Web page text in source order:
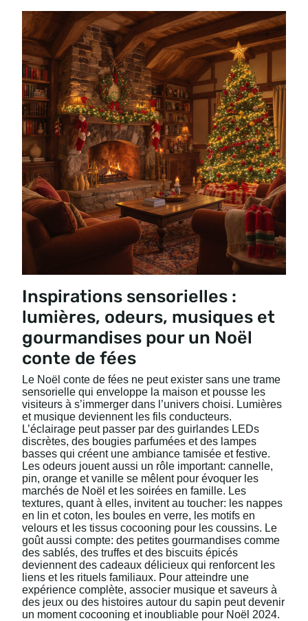
Inspirations sensorielles :
lumières, odeurs, musiques et
gourmandises pour un Noël
conte de fées
Le Noël conte de fées ne peut exister sans une trame
sensorielle qui enveloppe la maison et pousse les
visiteurs à s’immerger dans l’univers choisi. Lumières
et musique deviennent les fils conducteurs.
L’éclairage peut passer par des guirlandes LEDs
discrètes, des bougies parfumées et des lampes
basses qui créent une ambiance tamisée et festive.
Les odeurs jouent aussi un rôle important: cannelle,
pin, orange et vanille se mêlent pour évoquer les
marchés de Noël et les soirées en famille. Les
textures, quant à elles, invitent au toucher: les nappes
en lin et coton, les boules en verre, les motifs en
velours et les tissus cocooning pour les coussins. Le
goût aussi compte: des petites gourmandises comme
des sablés, des truffes et des biscuits épicés
deviennent des cadeaux délicieux qui renforcent les
liens et les rituels familiaux. Pour atteindre une
expérience complète, associer musique et saveurs à
des jeux ou des histoires autour du sapin peut devenir
un moment cocooning et inoubliable pour Noël 2024.